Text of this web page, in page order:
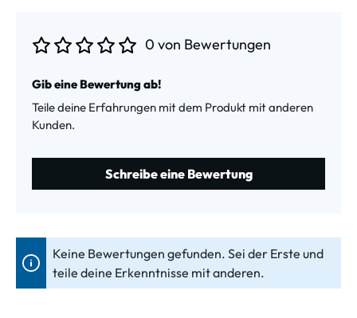
0 von Bewertungen
Gib eine Bewertung ab!
Teile deine Erfahrungen mit dem Produkt mit anderen
Kunden.
Schreibe eine Bewertung
Keine Bewertungen gefunden. Sei der Erste und
teile deine Erkenntnisse mit anderen.